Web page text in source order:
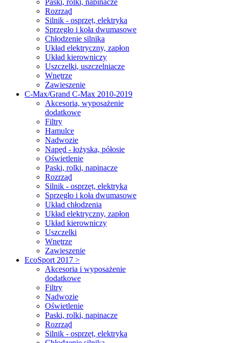
Paski, rolki, napinacze
Rozrząd
Silnik - osprzęt, elektryka
Sprzęgło i koła dwumasowe
Chłodzenie silnika
Układ elektryczny, zapłon
Układ kierowniczy
Uszczelki, uszczelniacze
Wnętrze
Zawieszenie
C-Max/Grand C-Max 2010-2019
Akcesoria, wyposażenie
dodatkowe
Filtry
Hamulce
Nadwozie
Napęd - łożyska, półosie
Oświetlenie
Paski, rolki, napinacze
Rozrząd
Silnik - osprzęt, elektryka
Sprzęgło i koła dwumasowe
Układ chłodzenia
Układ elektryczny, zapłon
Układ kierowniczy
Uszczelki
Wnętrze
Zawieszenie
EcoSport 2017 >
Akcesoria i wyposażenie
dodatkowe
Filtry
Nadwozie
Oświetlenie
Paski, rolki, napinacze
Rozrząd
Silnik - osprzęt, elektryka